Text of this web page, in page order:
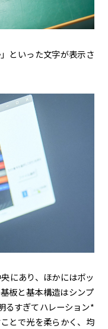
といった文字が表示さ
にあり、ほかにはボッ
板と基本構造はシンプ
るすぎてハレーション*
とで光を柔らかく、均